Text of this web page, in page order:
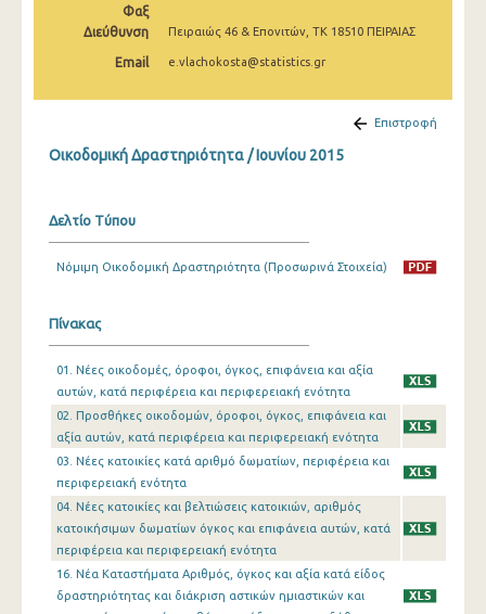
Απριλίου 2024
Δεκεμβρίου 2023
Οκτωβρίου 2023
Αυγούστου 2023
Ιουνίου 2023
Μαΐου 2023
Απριλίου 2023
Μαρτίου 2023
Φεβρουαρίου 2023
Ιανουαρίου 2023
Φαξ
Διεύθυνση
Πειραιώς 46 & Επονιτών, ΤΚ 18510 ΠΕΙΡΑΙΑΣ
Email e.vlachokosta@statistics.gr
Επιστροφή
Οικοδομική Δραστηριότητα / Ιουνίου 2015
Δελτίο Τύπου
Νόμιμη Οικοδομική Δραστηριότητα (Προσωρινά Στοιχεία)
Πίνακας
01. Νέες οικοδομές, όροφοι, όγκος, επιφάνεια και αξία
αυτών, κατά περιφέρεια και περιφερειακή ενότητα
02. Προσθήκες οικοδομών, όροφοι, όγκος, επιφάνεια και
αξία αυτών, κατά περιφέρεια και περιφερειακή ενότητα
03. Νέες κατοικίες κατά αριθμό δωματίων, περιφέρεια και
περιφερειακή ενότητα
04. Νέες κατοικίες και βελτιώσεις κατοικιών, αριθμός
κατοικήσιμων δωματίων όγκος και επιφάνεια αυτών, κατά
περιφέρεια και περιφερειακή ενότητα
16. Νέα Καταστήματα Αριθμός, όγκος και αξία κατά είδος
δραστηριότητας και διάκριση αστικών ημιαστικών και